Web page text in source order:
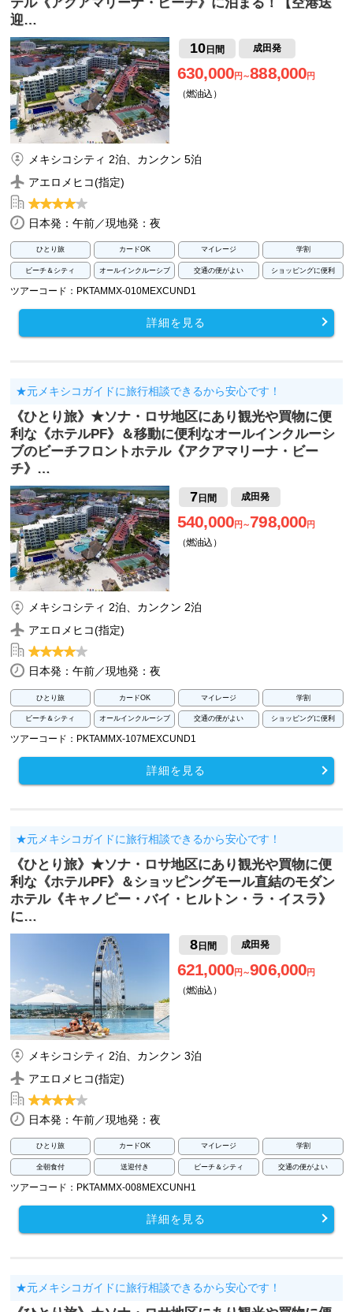
テル《アクアマリーナ・ビーチ》に泊まる！【空港送
迎…
10日間 成田発
630,000円～888,000円
（燃油込）
メキシコシティ 2泊、カンクン 5泊
アエロメヒコ(指定)
日本発：午前／現地発：夜
ひとり旅 カードOK マイレージ 学割
ビーチ＆シティ オールインクルーシブ 交通の便がよい ショッピングに便利
ツアーコード：PKTAMMX-010MEXCUND1
詳細を見る
★元メキシコガイドに旅行相談できるから安心です！
《ひとり旅》★ソナ・ロサ地区にあり観光や買物に便
利な《ホテルPF》＆移動に便利なオールインクルーシ
ブのビーチフロントホテル《アクアマリーナ・ビー
チ》…
7 日間 成田発
540,000円～798,000円
（燃油込）
メキシコシティ 2泊、カンクン 2泊
アエロメヒコ(指定)
日本発：午前／現地発：夜
ひとり旅 カードOK マイレージ 学割
ビーチ＆シティ オールインクルーシブ 交通の便がよい ショッピングに便利
ツアーコード：PKTAMMX-107MEXCUND1
詳細を見る
★元メキシコガイドに旅行相談できるから安心です！
《ひとり旅》★ソナ・ロサ地区にあり観光や買物に便
利な《ホテルPF》＆ショッピングモール直結のモダン
ホテル《キャノピー・バイ・ヒルトン・ラ・イスラ》
に…
8日間 成田発
621,000円～906,000円
（燃油込）
メキシコシティ 2泊、カンクン 3泊
アエロメヒコ(指定)
日本発：午前／現地発：夜
ひとり旅 カードOK マイレージ 学割
全朝食付 送迎付き ビーチ＆シティ 交通の便がよい
ツアーコード：PKTAMMX-008MEXCUNH1
詳細を見る
★元メキシコガイドに旅行相談できるから安心です！